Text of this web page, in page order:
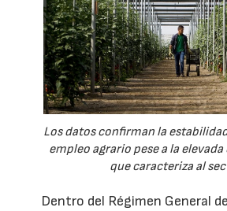
Los datos confirman la
empleo agrario pese a la
que caracteriza al
Dentro del Régimen General